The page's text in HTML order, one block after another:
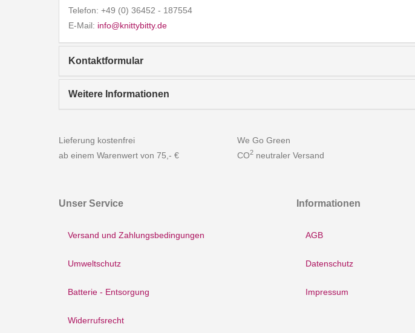
Telefon: +49 (0) 36452 - 187554
E-Mail: info@knittybitty.de
Kontaktformular
Weitere Informationen
Lieferung kostenfrei
ab einem Warenwert von 75,- €
We Go Green
CO2 neutraler Versand
Unser Service
Versand und Zahlungsbedingungen
Umweltschutz
Batterie - Entsorgung
Widerrufsrecht
Informationen
AGB
Datenschutz
Impressum